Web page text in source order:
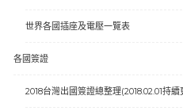
世界各國插座及電壓一覽表
各國簽證
2018台灣出國簽證總整理(2018.02.01持續